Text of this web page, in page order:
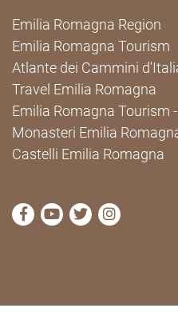
Emilia Romagna Region
Emilia Romagna Tourism
Atlante dei Cammini
Travel Emilia Romagna
Emilia Romagna Tourism
Monasteri Emilia
Castelli Emilia Romagna
visit Cammini Emilia-
visit Cammini
visit Cammini
visit